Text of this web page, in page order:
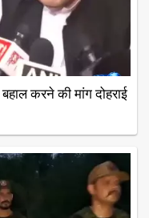
करने की मांग दोहराई